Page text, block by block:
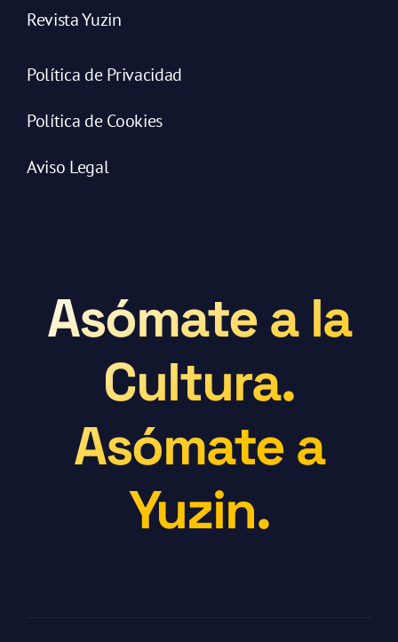
Revista Yuzin
Política de Privacidad
Política de Cookies
Aviso Legal
Asómate a la
Cultura.
Asómate a
Yuzin.